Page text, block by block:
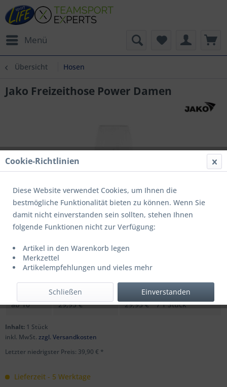
Menü
Übersicht Hosen
Jako Freizeithose Power Damen
UVP: 49,99 € *
Menge
Stückpreis
Grundpreis
bis9 39,90 € * 39,90 € * / 1 Stück
ab10 29,95 € * 29,95 € * / 1 Stück
Inhalt: 1 Stück
inkl. MwSt. zzgl. Versandkosten
Letzter niedrigster Preis: 39,90 € *
Lieferzeit - 5 Werktage
Cookie-Richtlinien
Diese Website verwendet Cookies, um Ihnen die
bestmögliche Funktionalität bieten zu können. Wenn Sie
damit nicht einverstanden sein sollten, stehen Ihnen
folgende Funktionen nicht zur Verfügung:
Artikel in den Warenkorb legen
Merkzettel
Artikelempfehlungen und vieles mehr
Einverstanden
Schließen